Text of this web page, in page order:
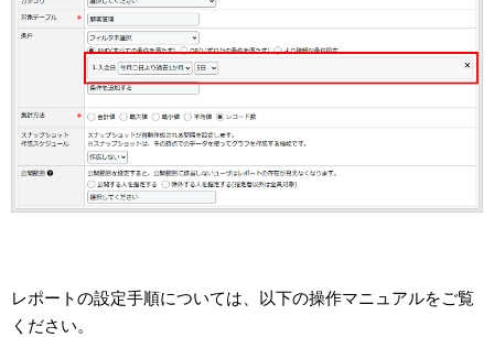
レポートの設定手順については、以下の操作マニュアルをご覧
ください。